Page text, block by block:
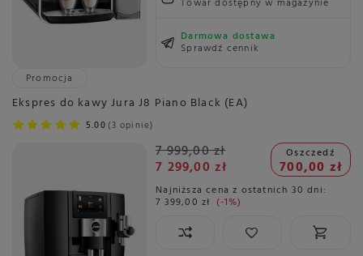
Towar dostępny w magazynie
Darmowa dostawa
Sprawdź cennik
Promocja
Ekspres do kawy Jura J8 Piano Black (EA)
5.00 3 opinie
7 999,00 zł
7 299,00 zł
Oszczedź
700,00 zł
Najniższa cena z ostatnich 30 dni:
7 399,00 zł -1%